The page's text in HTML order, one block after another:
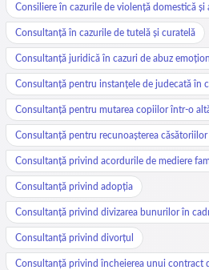
Consiliere în cazurile de violență domestică și
Consultanță în cazurile de tutelă și curatelă
Consultanță juridică în cazuri de abuz
Consultanță pentru instanțele de judecată în
Consultanță pentru mutarea copiilor într-o
Consultanță pentru recunoașterea
Consultanță privind acordurile de mediere
Consultanță privind adopția
Consultanță privind divizarea bunurilor în
Consultanță privind divorțul
Consultanță privind încheierea unui contract